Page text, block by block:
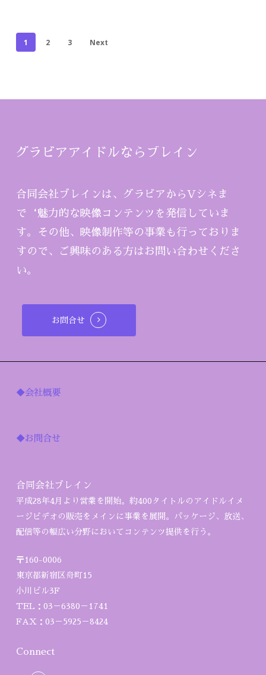
1 2 3 Next
グラビアアイドルならブレイン
合同会社ブレインは、グラビアからVシネま
で‘魅力的な映像コンテンツを発信していま
す。その他、映像制作等の事業も行っておりま
すので、ご興味のある方はお問い合わせくださ
い。
お問合せ
◆会社概要
◆お問合せ
合同会社ブレイン
平成28年4月より営業を開始。約400タイトルのアイドルイメ
ージビデオの販売をメインに事業を展開。パッケージ、放送、
配信等の幅広い分野においてコンテンツ提供を行う。
〒160-0006
東京都新宿区舟町15
小川ビル3F
TEL：03－6380－1741
FAX：03－5925－8424
Connect